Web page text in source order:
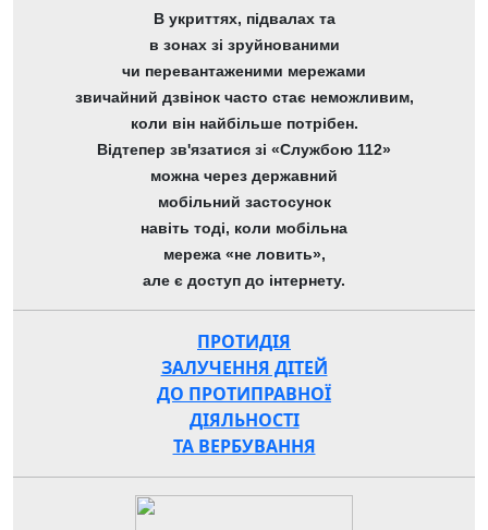
В укриттях, підвалах та
в зонах зі зруйнованими
чи перевантаженими мережами
звичайний дзвінок часто стає неможливим,
коли він найбільше потрібен.
Відтепер зв'язатися зі «Службою 112»
можна через державний
мобільний застосунок
навіть тоді, коли мобільна
мережа «не ловить»,
але є доступ до інтернету.
ПРОТИДІЯ
ЗАЛУЧЕННЯ ДІТЕЙ
ДО ПРОТИПРАВНОЇ
ДІЯЛЬНОСТІ
ТА ВЕРБУВАННЯ